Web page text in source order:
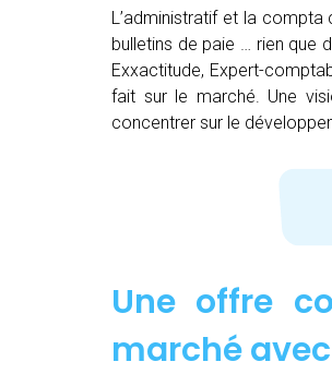
L’administratif et la
bulletins de paie … rien que
Exxactitude, Expert-
fait sur le marché. Une
concentrer sur le
Une offre
marché